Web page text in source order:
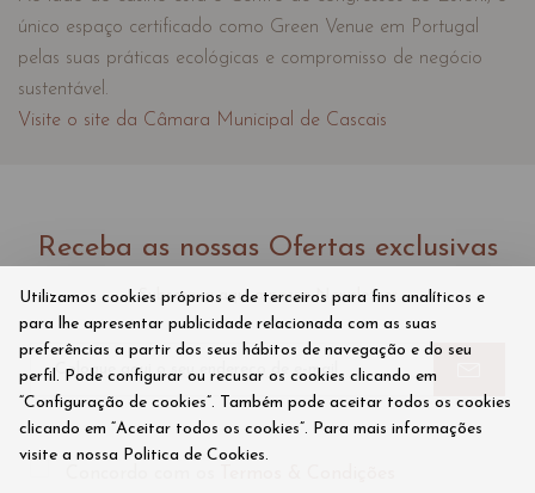
único espaço certificado como Green Venue em Portugal
pelas suas práticas ecológicas e compromisso de negócio
sustentável.
Visite o site da Câmara Municipal de Cascais
Receba as nossas Ofertas exclusivas
Subscreva aqui a nossa Newsletter
Utilizamos cookies próprios e de terceiros para fins analíticos e
para lhe apresentar publicidade relacionada com as suas
preferências a partir dos seus hábitos de navegação e do seu
perfil. Pode configurar ou recusar os cookies clicando em
“Configuração de cookies”. Também pode aceitar todos os cookies
clicando em “Aceitar todos os cookies”. Para mais informações
visite a nossa Politica de Cookies.